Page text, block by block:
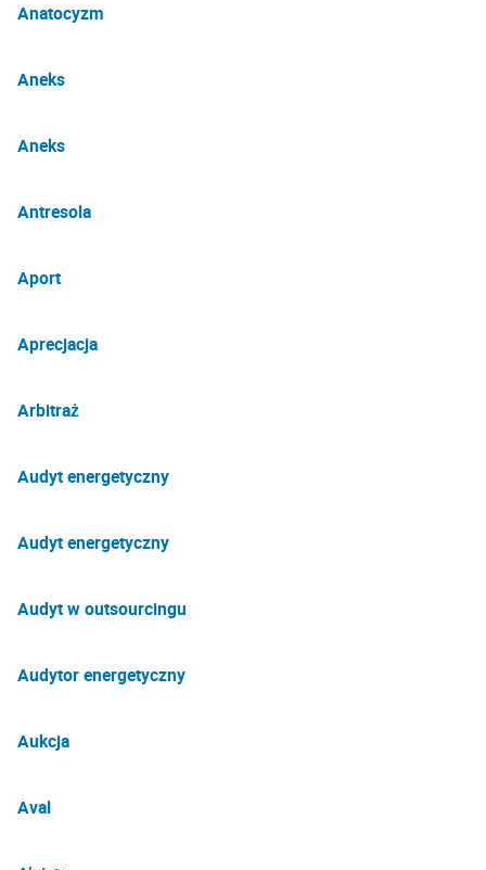
Anatocyzm
Aneks
Aneks
Antresola
Aport
Aprecjacja
Arbitraż
Audyt energetyczny
Audyt energetyczny
Audyt w outsourcingu
Audytor energetyczny
Aukcja
Aval